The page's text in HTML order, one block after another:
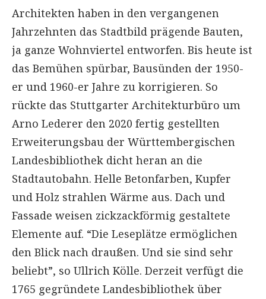
Architekten haben in den vergangenen
Jahrzehnten das Stadtbild prägende Bauten,
ja ganze Wohnviertel entworfen. Bis heute ist
das Bemühen spürbar, Bausünden der 1950-
er und 1960-er Jahre zu korrigieren. So
rückte das Stuttgarter Architekturbüro um
Arno Lederer den 2020 fertig gestellten
Erweiterungsbau der Württembergischen
Landesbibliothek dicht heran an die
Stadtautobahn. Helle Betonfarben, Kupfer
und Holz strahlen Wärme aus. Dach und
Fassade weisen zickzackförmig gestaltete
Elemente auf. “Die Leseplätze ermöglichen
den Blick nach draußen. Und sie sind sehr
beliebt”, so Ullrich Kölle. Derzeit verfügt die
1765 gegründete Landesbibliothek über